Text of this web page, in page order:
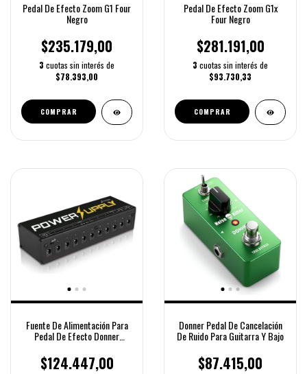
Pedal De Efecto Zoom G1 Four
Negro
$235.179,00
3 cuotas sin interés de
$78.393,00
COMPRAR
Pedal De Efecto Zoom G1x
Four Negro
$281.191,00
3 cuotas sin interés de
$93.730,33
COMPRAR
Fuente De Alimentación Para
Pedal De Efecto Donner
$124.447,00
Donner Pedal De Cancelación
De Ruido Para Guitarra Y Bajo
$87.415,00